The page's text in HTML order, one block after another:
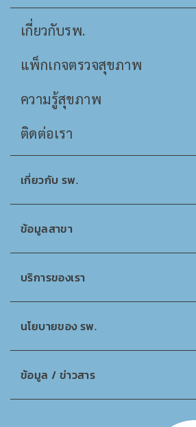
เกี่ยวกับรพ.
แพ็กเกจตรวจสุขภาพ
ความรู้สุขภาพ
ติดต่อเรา
เกี่ยวกับ รพ.
ข้อมูลสาขา
บริการของเรา
นโยบายของ รพ.
ข้อมูล / ข่าวสาร